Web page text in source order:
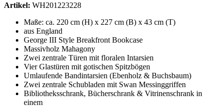
Artikel: WH201223228
Maße: ca. 220 cm (H) x 227 cm (B) x 43 cm (T)
aus England
George III Style Breakfront Bookcase
Massivholz Mahagony
Zwei zentrale Türen mit floralen Intarsien
Vier Glastüren mit gotischen Spitzbögen
Umlaufende Bandintarsien (Ebenholz & Buchsbaum)
Zwei zentrale Schubladen mit Swan Messinggriffen
Bibliotheksschrank, Bücherschrank & Vitrinenschrank in
einem